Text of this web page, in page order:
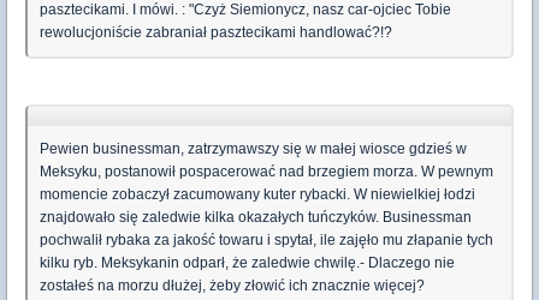
pasztecikami. I mówi. : "Czyż Siemionycz, nasz car-ojciec Tobie
rewolucjoniście zabraniał pasztecikami handlować?!?
Pewien businessman, zatrzymawszy się w małej wiosce gdzieś w
Meksyku, postanowił pospacerować nad brzegiem morza. W pewnym
momencie zobaczył zacumowany kuter rybacki. W niewielkiej łodzi
znajdowało się zaledwie kilka okazałych tuńczyków. Businessman
pochwalił rybaka za jakość towaru i spytał, ile zajęło mu złapanie tych
kilku ryb. Meksykanin odparł, że zaledwie chwilę.- Dlaczego nie
zostałeś na morzu dłużej, żeby złowić ich znacznie więcej?